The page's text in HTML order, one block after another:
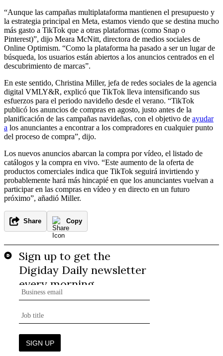
“Aunque las campañas multiplataforma mantienen el presupuesto y
la estrategia principal en Meta, estamos viendo que se destina mucho
más gasto a TikTok que a otras plataformas (como Snap o
Pinterest)”, dijo Meara McNitt, directora de medios sociales de
Online Optimism. “Como la plataforma ha pasado a ser un lugar de
búsqueda, los usuarios están abiertos a los anuncios centrados en el
descubrimiento de marcas”.
En este sentido, Christina Miller, jefa de redes sociales de la agencia
digital VMLY&R, explicó que TikTok lleva intensificando sus
esfuerzos para el periodo navideño desde el verano. “TikTok
publicó los anuncios de compras en agosto, justo antes de la
planificación de las campañas navideñas, con el objetivo de ayudar
a los anunciantes a encontrar a los compradores en cualquier punto
del proceso de compra”, dijo.
Los nuevos anuncios abarcan la compra por vídeo, el listado de
catálogos y la compra en vivo. “Este aumento de la oferta de
productos comerciales indica que TikTok seguirá invirtiendo y
probablemente hará más hincapié en que los anunciantes vuelvan a
participar en las compras en vídeo y en directo en un futuro
próximo”, añadió Miller.
Share Copy